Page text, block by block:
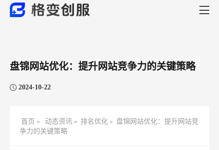
盘锦网站优化：提升网站竞争力的关键策略
2024-10-22
首页 » 动态资讯 » 排名优化 » 盘锦网站优化：提升网站竞
争力的关键策略